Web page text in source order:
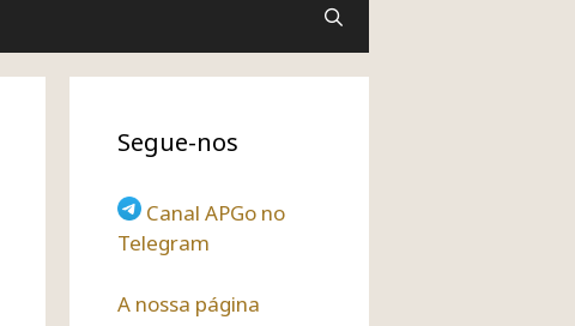
Segue-nos
Canal APGo no
Telegram
A nossa página